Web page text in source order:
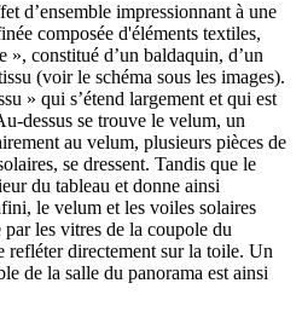
d’ensemble impressionnant à une
composée d'éléments textiles,
», constitué d’un baldaquin, d’un
(voir le schéma sous les images).
» qui s’étend largement et qui est
dessus se trouve le velum, un
au velum, plusieurs pièces de
se dressent. Tandis que le
du tableau et donne ainsi
le velum et les voiles solaires
les vitres de la coupole du
refléter directement sur la toile. Un
de la salle du panorama est ainsi